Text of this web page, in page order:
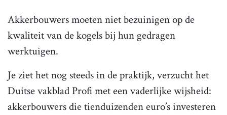
Akkerbouwers moeten niet bezuinigen op de
kwaliteit van de kogels bij hun gedragen
werktuigen.
Je ziet het nog steeds in de praktijk, verzucht het
Duitse vakblad Profi met een vaderlijke wijsheid:
akkerbouwers die tienduizenden euro’s investeren